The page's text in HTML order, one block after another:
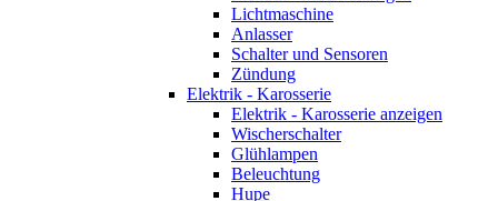
Lichtmaschine
Anlasser
Schalter und Sensoren
Zündung
Elektrik - Karosserie
Elektrik - Karosserie anzeigen
Wischerschalter
Glühlampen
Beleuchtung
Hupe